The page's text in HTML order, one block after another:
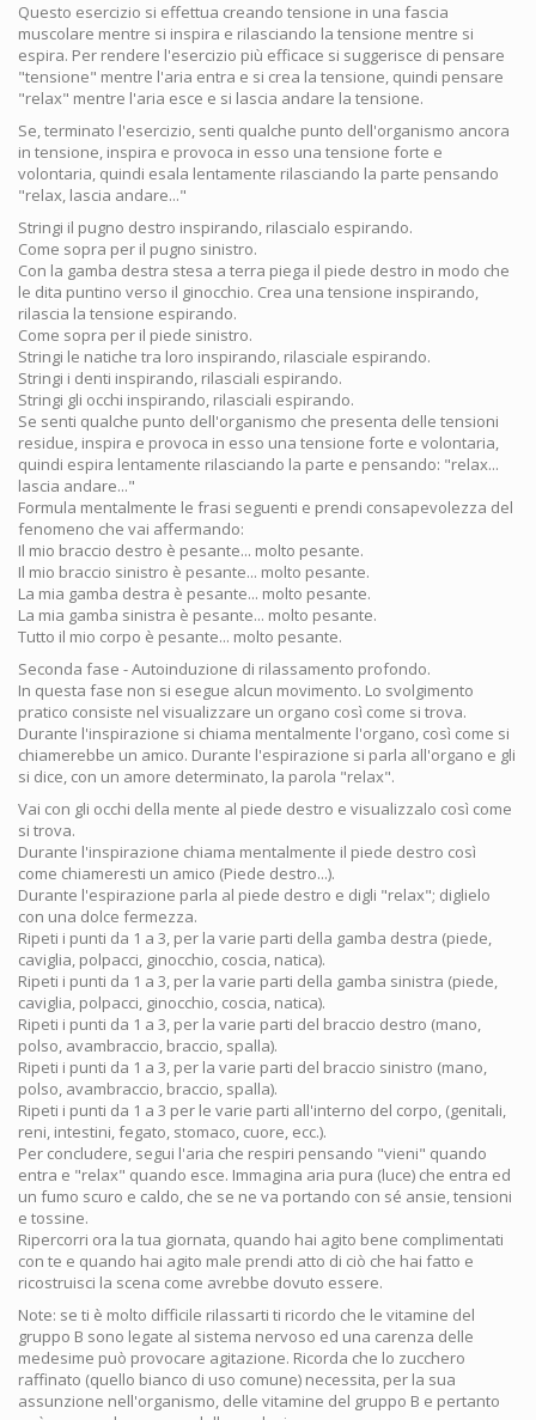
Questo esercizio si effettua creando tensione in una fascia
muscolare mentre si inspira e rilasciando la tensione mentre si
espira. Per rendere l'esercizio più efficace si suggerisce di pensare
"tensione" mentre l'aria entra e si crea la tensione, quindi pensare
"relax" mentre l'aria esce e si lascia andare la tensione.
Se, terminato l'esercizio, senti qualche punto dell'organismo ancora
in tensione, inspira e provoca in esso una tensione forte e
volontaria, quindi esala lentamente rilasciando la parte pensando
"relax, lascia andare..."
Stringi il pugno destro inspirando, rilascialo espirando.
Come sopra per il pugno sinistro.
Con la gamba destra stesa a terra piega il piede destro in modo che
le dita puntino verso il ginocchio. Crea una tensione inspirando,
rilascia la tensione espirando.
Come sopra per il piede sinistro.
Stringi le natiche tra loro inspirando, rilasciale espirando.
Stringi i denti inspirando, rilasciali espirando.
Stringi gli occhi inspirando, rilasciali espirando.
Se senti qualche punto dell'organismo che presenta delle tensioni
residue, inspira e provoca in esso una tensione forte e volontaria,
quindi espira lentamente rilasciando la parte e pensando: "relax...
lascia andare..."
Formula mentalmente le frasi seguenti e prendi consapevolezza del
fenomeno che vai affermando:
Il mio braccio destro è pesante... molto pesante.
Il mio braccio sinistro è pesante... molto pesante.
La mia gamba destra è pesante... molto pesante.
La mia gamba sinistra è pesante... molto pesante.
Tutto il mio corpo è pesante... molto pesante.
Seconda fase - Autoinduzione di rilassamento profondo.
In questa fase non si esegue alcun movimento. Lo svolgimento
pratico consiste nel visualizzare un organo così come si trova.
Durante l'inspirazione si chiama mentalmente l'organo, così come si
chiamerebbe un amico. Durante l'espirazione si parla all'organo e gli
si dice, con un amore determinato, la parola "relax".
Vai con gli occhi della mente al piede destro e visualizzalo così come
si trova.
Durante l'inspirazione chiama mentalmente il piede destro così
come chiameresti un amico (Piede destro...).
Durante l'espirazione parla al piede destro e digli "relax"; diglielo
con una dolce fermezza.
Ripeti i punti da 1 a 3, per la varie parti della gamba destra (piede,
caviglia, polpacci, ginocchio, coscia, natica).
Ripeti i punti da 1 a 3, per la varie parti della gamba sinistra (piede,
caviglia, polpacci, ginocchio, coscia, natica).
Ripeti i punti da 1 a 3, per la varie parti del braccio destro (mano,
polso, avambraccio, braccio, spalla).
Ripeti i punti da 1 a 3, per la varie parti del braccio sinistro (mano,
polso, avambraccio, braccio, spalla).
Ripeti i punti da 1 a 3 per le varie parti all'interno del corpo, (genitali,
reni, intestini, fegato, stomaco, cuore, ecc.).
Per concludere, segui l'aria che respiri pensando "vieni" quando
entra e "relax" quando esce. Immagina aria pura (luce) che entra ed
un fumo scuro e caldo, che se ne va portando con sé ansie, tensioni
e tossine.
Ripercorri ora la tua giornata, quando hai agito bene complimentati
con te e quando hai agito male prendi atto di ciò che hai fatto e
ricostruisci la scena come avrebbe dovuto essere.
Note: se ti è molto difficile rilassarti ti ricordo che le vitamine del
gruppo B sono legate al sistema nervoso ed una carenza delle
medesime può provocare agitazione. Ricorda che lo zucchero
raffinato (quello bianco di uso comune) necessita, per la sua
assunzione nell'organismo, delle vitamine del gruppo B e pertanto